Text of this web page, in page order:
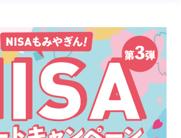
閉じる
一覧
ンターネットバンキング
ログオン
ンターネットバンキング